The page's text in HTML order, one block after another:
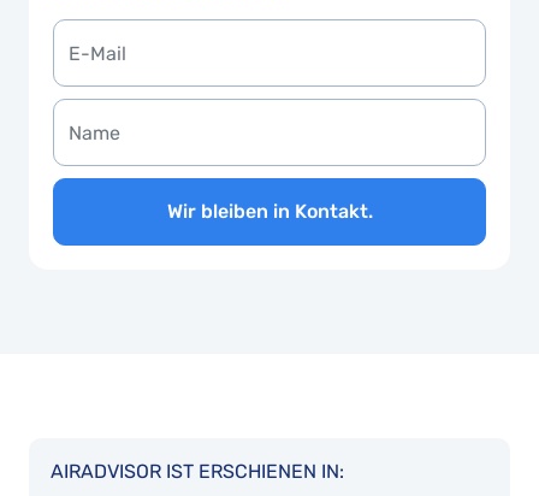
Wir bleiben in Kontakt.
AIRADVISOR IST ERSCHIENEN IN: